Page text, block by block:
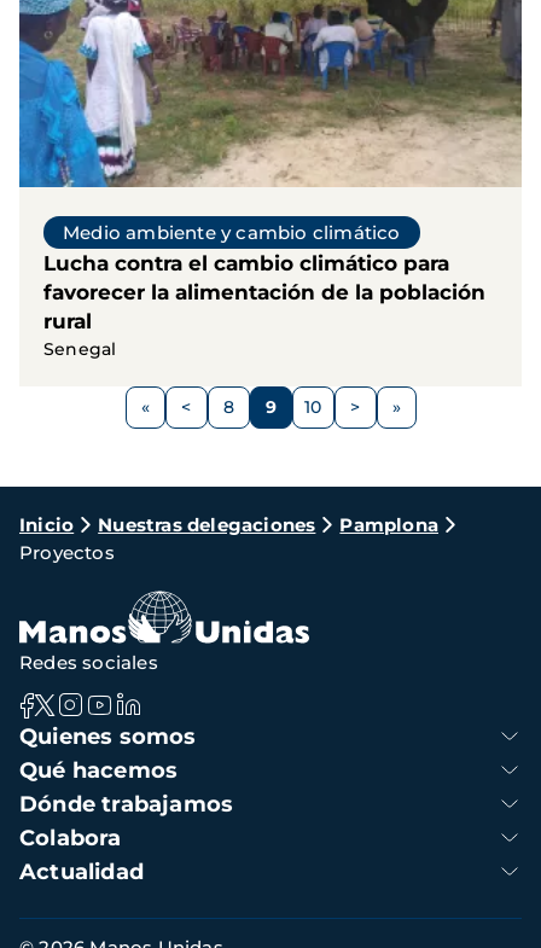
Medio ambiente y cambio climático
Lucha contra el cambio climático para
favorecer la alimentación de la población
rural
Senegal
Paginación
Página
< Página
8 Página
9 Página
10
Siguiente
>
Ruta
de
navegación
Inicio Nuestras delegaciones
Pamplona
Proyectos
Navegación
principal
Quienes somos
Qué hacemos
Dónde trabajamos
Colabora
Actualidad
Redes sociales